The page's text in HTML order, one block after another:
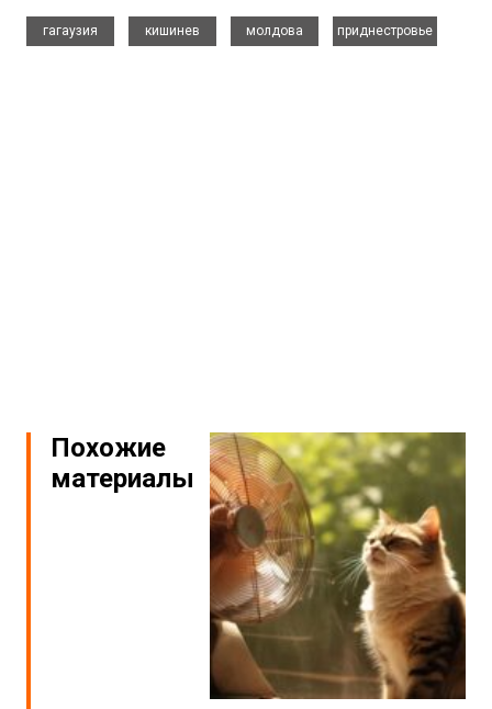
гагаузия
кишинев
молдова
приднестровье
Похожие
материалы